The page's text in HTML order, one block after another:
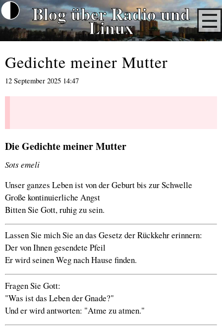
Blog über Radio und
Linux
Gedichte meiner Mutter
12 September 2025 14:47
Die Gedichte meiner Mutter
Sots emeli
Unser ganzes Leben ist von der Geburt bis zur Schwelle
Große kontinuierliche Angst
Bitten Sie Gott, ruhig zu sein.
Lassen Sie mich Sie an das Gesetz der Rückkehr erinnern:
Der von Ihnen gesendete Pfeil
Er wird seinen Weg nach Hause finden.
Fragen Sie Gott:
"Was ist das Leben der Gnade?"
Und er wird antworten: "Atme zu atmen."